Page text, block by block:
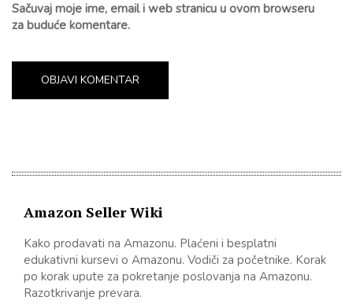
Sačuvaj moje ime, email i web stranicu u ovom browseru
za buduće komentare.
Amazon Seller Wiki
Kako prodavati na Amazonu. Plaćeni i besplatni
edukativni kursevi o Amazonu. Vodiči za početnike. Korak
po korak upute za pokretanje poslovanja na Amazonu.
Razotkrivanje prevara.